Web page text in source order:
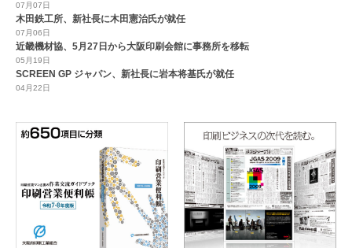
07月07日
木田鉄工所、新社長に木田憲治氏が就任
07月06日
近畿機材協、5月27日から大阪印刷会館に事務所を移転
05月19日
SCREEN GP ジャパン、新社長に岩本将基氏が就任
04月22日